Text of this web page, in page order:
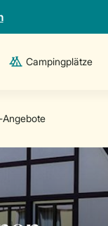
Campingplätze